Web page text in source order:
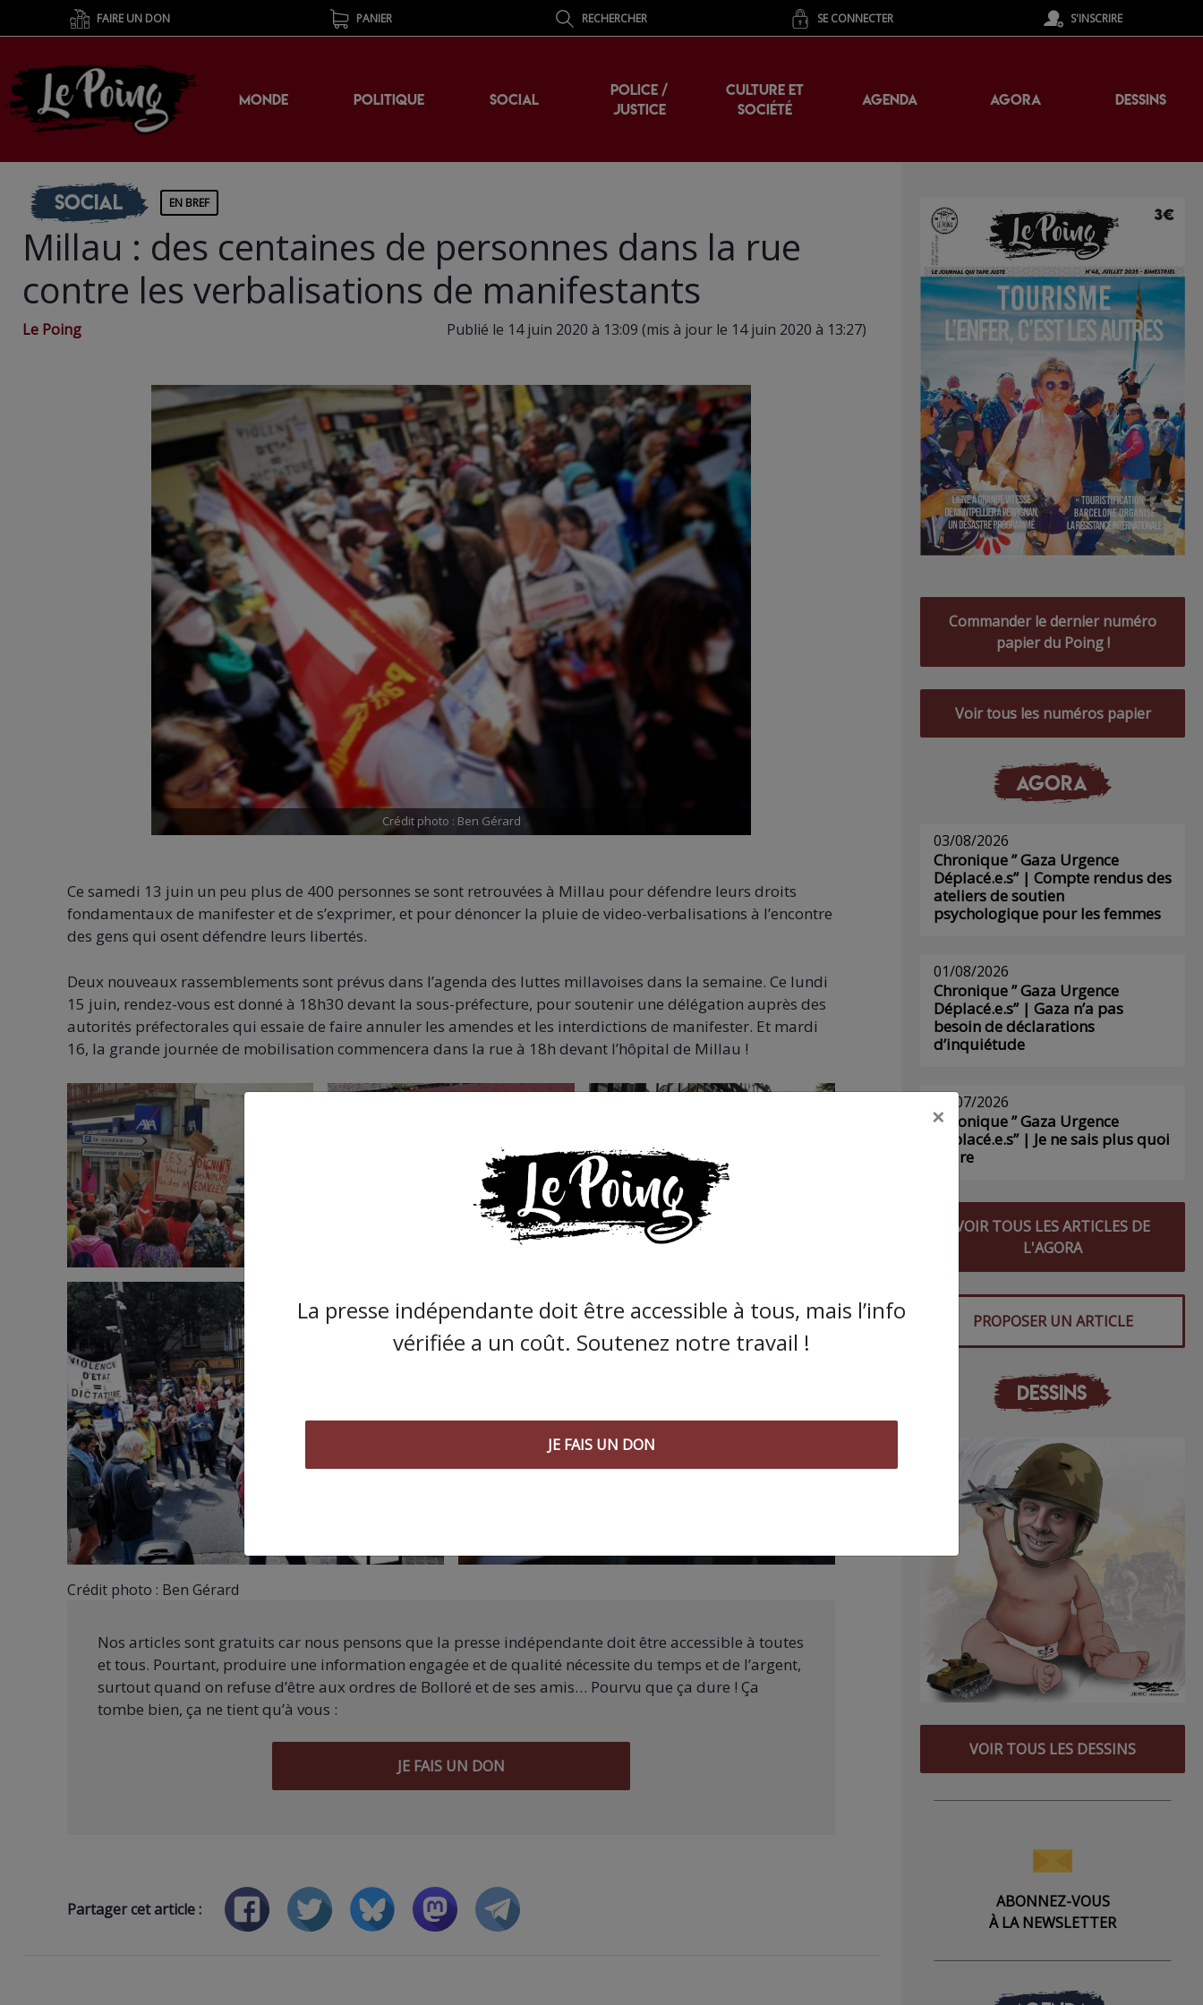
FAIRE UN DON PANIER RECHERCHER SE CONNECTER S'INSCRIRE
MONDE POLITIQUE SOCIAL
POLICE /
JUSTICE
CULTURE ET
SOCIÉTÉ
AGENDA AGORA DESSINS
Social EN BREF
Millau : des centaines de personnes dans la rue
contre les verbalisations de manifestants
Le Poing Publié le 14 juin 2020 à 13:09 (mis à jour le 14 juin 2020 à 13:27)
Crédit photo : Ben Gérard
Ce samedi 13 juin un peu plus de 400 personnes se sont retrouvées à Millau pour défendre leurs droits
fondamentaux de manifester et de s’exprimer, et pour dénoncer la pluie de video-verbalisations à l’encontre
des gens qui osent défendre leurs libertés.
Deux nouveaux rassemblements sont prévus dans l’agenda des luttes millavoises dans la semaine. Ce lundi
15 juin, rendez-vous est donné à 18h30 devant la sous-préfecture, pour soutenir une délégation auprès des
autorités préfectorales qui essaie de faire annuler les amendes et les interdictions de manifester. Et mardi
16, la grande journée de mobilisation commencera dans la rue à 18h devant l’hôpital de Millau !
Crédit photo : Ben Gérard
Nos articles sont gratuits car nous pensons que la presse indépendante doit être accessible à toutes
et tous. Pourtant, produire une information engagée et de qualité nécessite du temps et de l’argent,
surtout quand on refuse d’être aux ordres de Bolloré et de ses amis… Pourvu que ça dure ! Ça
tombe bien, ça ne tient qu’à vous :
JE FAIS UN DON
Partager cet article :
Commander le dernier numéro
papier du Poing !
Voir tous les numéros papier
AGORA
03/08/2026
Chronique ” Gaza Urgence
Déplacé.e.s” | Compte rendus des
ateliers de soutien
psychologique pour les femmes
01/08/2026
Chronique ” Gaza Urgence
Déplacé.e.s” | Gaza n’a pas
besoin de déclarations
d’inquiétude
29/07/2026
Chronique ” Gaza Urgence
Déplacé.e.s” | Je ne sais plus quoi
écrire
VOIR TOUS LES ARTICLES DE
L'AGORA
PROPOSER UN ARTICLE
DESSINS
VOIR TOUS LES DESSINS
ABONNEZ-VOUS
À LA NEWSLETTER
×
La presse indépendante doit être accessible à tous, mais l’info
vérifiée a un coût. Soutenez notre travail !
JE FAIS UN DON